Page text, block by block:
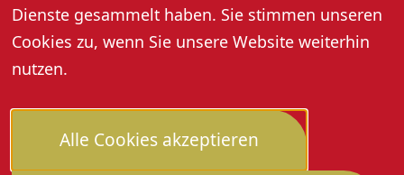
Dienste gesammelt haben. Sie stimmen unseren
Cookies zu, wenn Sie unsere Website weiterhin
nutzen.
Alle Cookies akzeptieren